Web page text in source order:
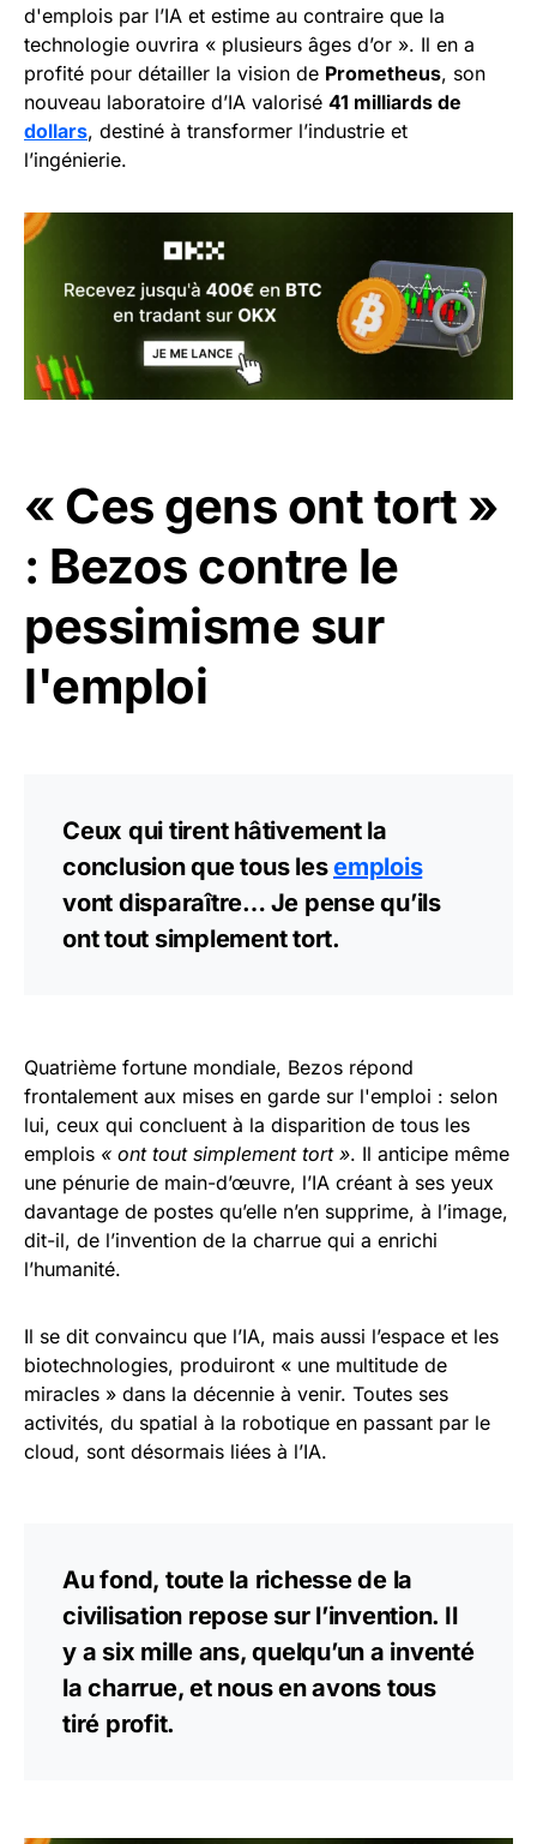
d'emplois par l’IA et estime au contraire que la
technologie ouvrira « plusieurs âges d’or ». Il en a
profité pour détailler la vision de Prometheus, son
nouveau laboratoire d’IA valorisé 41 milliards de
dollars, destiné à transformer l’industrie et
l’ingénierie.
« Ces gens ont tort »
: Bezos contre le
pessimisme sur
l'emploi
Ceux qui tirent hâtivement la
conclusion que tous lesemplois
vont disparaître… Je pense qu’ils
ont tout simplement tort.
Quatrième fortune mondiale, Bezos répond
frontalement aux mises en garde sur l'emploi : selon
lui, ceux qui concluent à la disparition de tous les
emplois « ont tout simplement tort ». Il anticipe même
une pénurie de main-d’œuvre, l’IA créant à ses yeux
davantage de postes qu’elle n’en supprime, à l’image,
dit-il, de l’invention de la charrue qui a enrichi
l’humanité.
Il se dit convaincu que l’IA, mais aussi l’espace et les
biotechnologies, produiront « une multitude de
miracles » dans la décennie à venir. Toutes ses
activités, du spatial à la robotique en passant par le
cloud, sont désormais liées à l’IA.
Au fond, toute la richesse de la
civilisation repose sur l’invention. Il
y a six mille ans, quelqu’un a inventé
la charrue, et nous en avons tous
tiré profit.